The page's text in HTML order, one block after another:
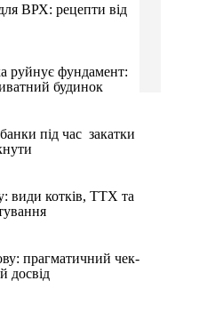
ВРХ: рецепти від
руйнує фундамент:
будинок
під час закатки
види котків, ТТХ та
прагматичний чек-
досвід